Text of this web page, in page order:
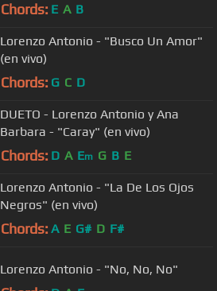
Chords: E A B
Lorenzo Antonio - "Busco Un Amor"
(en vivo)
Chords: G C D
DUETO - Lorenzo Antonio y Ana
Barbara - "Caray" (en vivo)
Chords: D A Em G B E
Lorenzo Antonio - "La De Los Ojos
Negros" (en vivo)
Chords: A E G# D F#
Lorenzo Antonio - "No, No, No"